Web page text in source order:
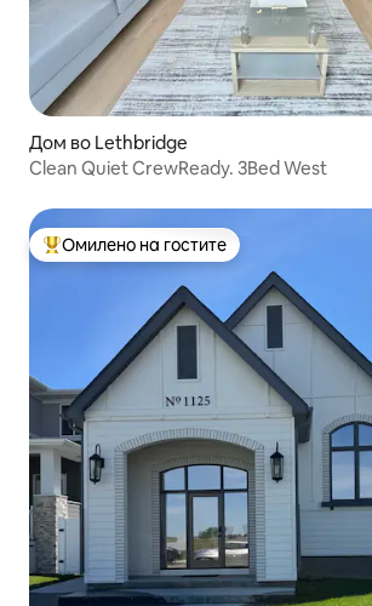
Дом во Lethbridge
Clean Quiet CrewReady. 3Bed West
Меѓу најуспешните „Омилени на гостите“
Омилено на гостите